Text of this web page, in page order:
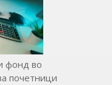
фонд во
почетници